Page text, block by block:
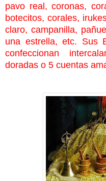
pavo real, coronas,
botecitos, corales,
claro, campanilla,
una estrella, etc. Sus
confeccionan
doradas o 5 cuentas